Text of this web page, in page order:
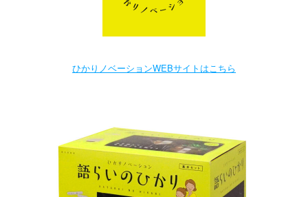
ひかりノベーションWEBサイトはこちら